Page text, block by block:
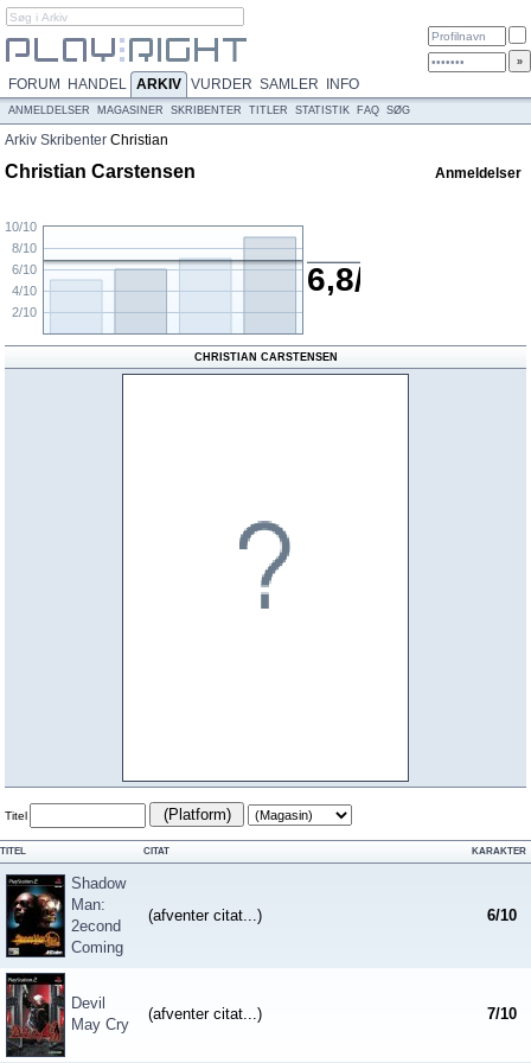
FORUM HANDEL ARKIV VURDER SAMLER INFO
ANMELDELSER MAGASINER SKRIBENTER TITLER STATISTIK FAQ SØG
Arkiv Skribenter Christian
Carstensen
Christian Carstensen Anmeldelser
2/10
4/10
6/10
8/10
10/10
6,8/10
CHRISTIAN CARSTENSEN
Titel (Platform)
TITEL CITAT KARAKTER
Shadow
Man:
2econd
Coming
(afventer citat...) 6/10
Devil
May Cry
(afventer citat...) 7/10